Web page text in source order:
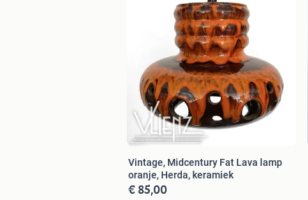
Vintage, Midcentury Fat Lava lamp
oranje, Herda, keramiek
€ 85,00